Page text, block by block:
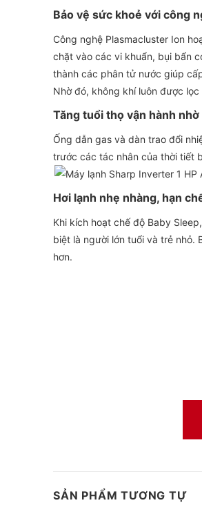
Bảo vệ sức khoẻ với công
Công nghệ Plasmacluster Ion
chặt vào các vi khuẩn, bụi bẩn
thành các phân tử nước giúp
Nhờ đó, không khí luôn được
Tăng tuổi thọ vận hành
Ống dẫn gas và dàn trao đổi
trước các tác nhân của thời tiết
Hơi lạnh nhẹ nhàng, hạn
Khi kích hoạt chế độ Baby
biệt là người lớn tuổi và trẻ nhỏ.
hơn.
SẢN PHẨM TƯƠNG TỰ